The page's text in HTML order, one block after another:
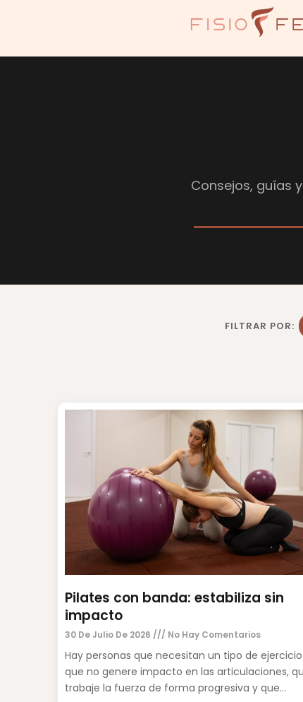
Consejos, guías
FILTRAR POR:
Pilates con banda: estabiliza sin
impacto
30 De Julio De 2026 No Hay Comentarios
Hay personas que necesitan un tipo de ejercicio
que no genere impacto en las articulaciones,
trabaje la fuerza de forma progresiva y que